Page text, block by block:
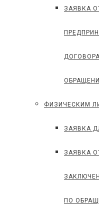
ЗАЯВКА
ФИЗИЧЕСКИМ
ЗАЯВКА
ЗАЯВКА
ПО